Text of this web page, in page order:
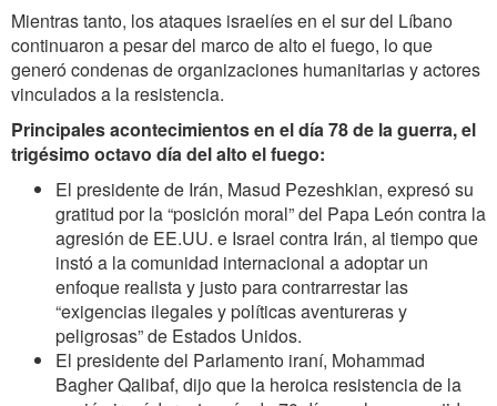
Mientras tanto, los ataques israelíes en el sur del Líbano
continuaron a pesar del marco de alto el fuego, lo que
generó condenas de organizaciones humanitarias y actores
vinculados a la resistencia.
Principales acontecimientos en el día 78 de la guerra, el
trigésimo octavo día del alto el fuego:
El presidente de Irán, Masud Pezeshkian, expresó su
gratitud por la “posición moral” del Papa León contra la
agresión de EE.UU. e Israel contra Irán, al tiempo que
instó a la comunidad internacional a adoptar un
enfoque realista y justo para contrarrestar las
“exigencias ilegales y políticas aventureras y
peligrosas” de Estados Unidos.
El presidente del Parlamento iraní, Mohammad
Bagher Qalibaf, dijo que la heroica resistencia de la